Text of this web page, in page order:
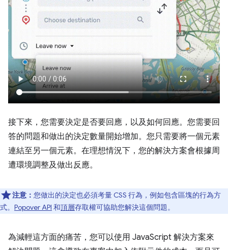
接下來，您需要決定是否要回應，以及如何回應。您需要回
答的問題和做出的決定數量開始增加。您只需要將一個元素
連結至另一個元素。在理想情況下，您的解決方案會根據周
遭環境調整及做出反應。
注意： 您做出的決定也必須考量 CSS 行為，例如包含區塊的行為方
式。 Popover API 和頂層存取權可協助您解決這個問題。
為減輕這方面的痛苦，您可以使用 JavaScript 解決方案來